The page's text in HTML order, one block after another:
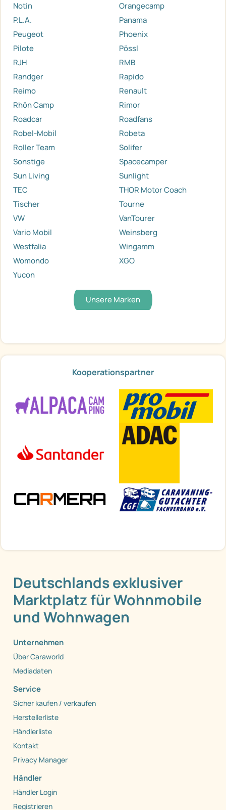
Notin
Orangecamp
P.L.A.
Panama
Peugeot
Phoenix
Pilote
Pössl
RJH
RMB
Randger
Rapido
Reimo
Renault
Rhön Camp
Rimor
Roadcar
Roadfans
Robel-Mobil
Robeta
Roller Team
Solifer
Sonstige
Spacecamper
Sun Living
Sunlight
TEC
THOR Motor Coach
Tischer
Tourne
VW
VanTourer
Vario Mobil
Weinsberg
Westfalia
Wingamm
Womondo
XGO
Yucon
Unsere Marken
Kooperationspartner
Deutschlands exklusiver
Marktplatz für Wohnmobile
und Wohnwagen
Unternehmen
Über Caraworld
Mediadaten
Service
Sicher kaufen / verkaufen
Herstellerliste
Händlerliste
Kontakt
Privacy Manager
Händler
Händler Login
Registrieren